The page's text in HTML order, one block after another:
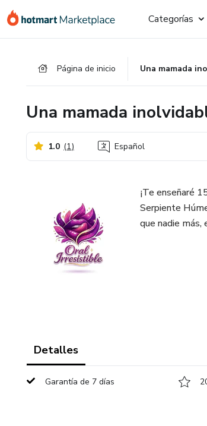
Categorías
Página de inicio
Una mamada
1.0 (1) Español
¡Te enseñaré
Serpiente
que nadie más,
Detalles
Garantía de 7 días